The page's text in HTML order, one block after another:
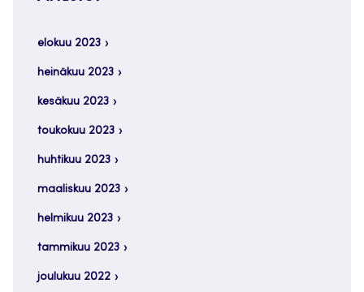
elokuu 2023
heinäkuu 2023
kesäkuu 2023
toukokuu 2023
huhtikuu 2023
maaliskuu 2023
helmikuu 2023
tammikuu 2023
joulukuu 2022